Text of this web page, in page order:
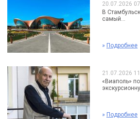
20.07.2026
В
самый...
» Подробнее
21.07.2026
«Виаполь»
» Подробнее